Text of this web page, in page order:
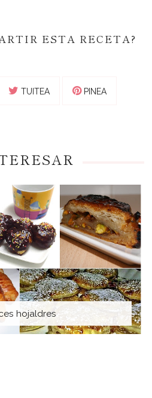
ESTA RECETA?
TUITEA PINEA
hojaldres